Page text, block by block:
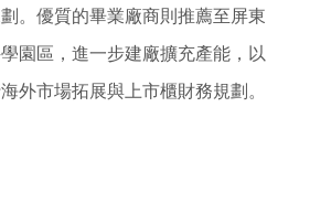
。優質的畢業廠商則推薦至屏東
園區，進一步建廠擴充產能，以
外市場拓展與上市櫃財務規劃。